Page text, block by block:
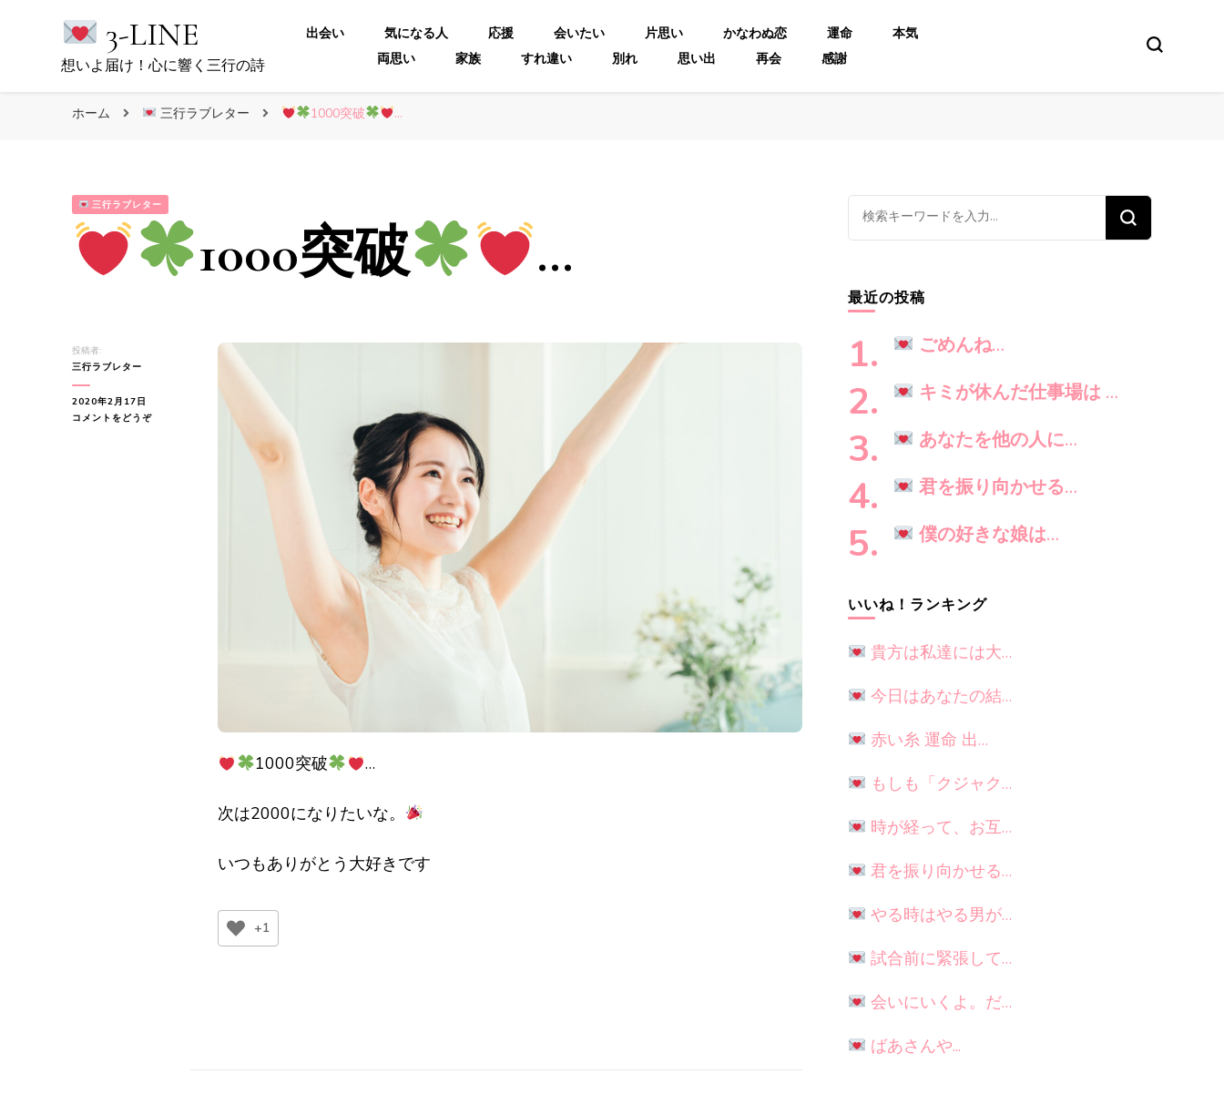
3-LINE
想いよ届け！心に響く三行の詩
出会い 気になる人 応援 会いたい 片思い かなわぬ恋 運命
本気
両思い
家族 すれ違い 別れ 思い出 再会 感謝
ホーム 三行ラブレター 1000突破 …
三行ラブレター
1000突破 …
投稿者:
三行ラブレター
2020年2月17日
コメントをどうぞ(
1000突破 …
次は2000になりたいな。
いつもありがとう大好きです
+1
な
に
お
探
し
で
す
か
?
最近の投稿
ごめんね…
キミが休んだ仕事場は …
あなたを他の人に…
君を振り向かせる…
僕の好きな娘は…
いいね！ランキング
貴方は私達には大…
今日はあなたの結…
赤い糸 運命 出…
もしも「クジャク…
時が経って、お互…
君を振り向かせる…
やる時はやる男が…
試合前に緊張して…
会いにいくよ。だ…
ばあさんや...